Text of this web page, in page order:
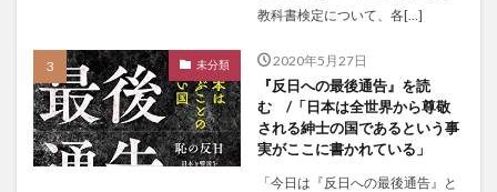
教科書検定について、各[…]
未分類 2020年5月27日
『反日への最後通告』を読
む /「日本は全世界から尊敬
される紳士の国であるという事
実がここに書かれている」
「今日は『反日への最後通告』と